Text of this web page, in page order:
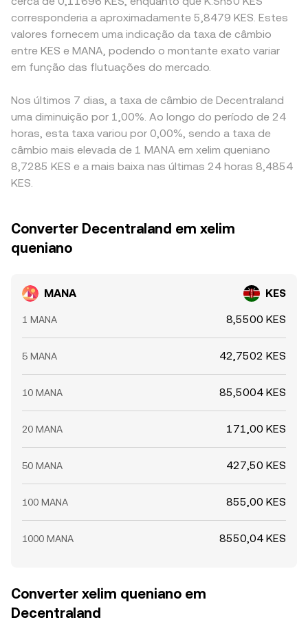
corresponderia a aproximadamente 5,8479 KES. Estes
valores fornecem uma indicação da taxa de câmbio
entre KES e MANA, podendo o montante exato variar
em função das flutuações do mercado.
Nos últimos 7 dias, a taxa de câmbio de Decentraland
uma diminuição por 1,00%. Ao longo do período de 24
horas, esta taxa variou por 0,00%, sendo a taxa de
câmbio mais elevada de 1 MANA em xelim queniano
8,7285 KES e a mais baixa nas últimas 24 horas 8,4854
KES.
Converter Decentraland em xelim
queniano
MANA KES
1 MANA 8,5500 KES
5 MANA 42,7502 KES
10 MANA 85,5004 KES
20 MANA 171,00 KES
50 MANA 427,50 KES
100 MANA 855,00 KES
1000 MANA 8550,04 KES
Converter xelim queniano em
Decentraland